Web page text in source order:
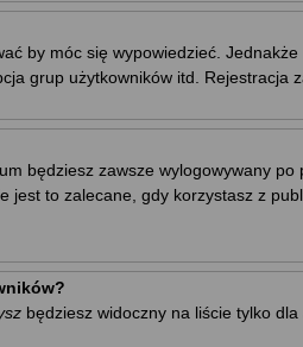
by móc się wypowiedzieć.
grup użytkowników itd. Rejestracja
będziesz zawsze wylogowywany
to zalecane, gdy korzystasz z
będziesz widoczny na liście tylko